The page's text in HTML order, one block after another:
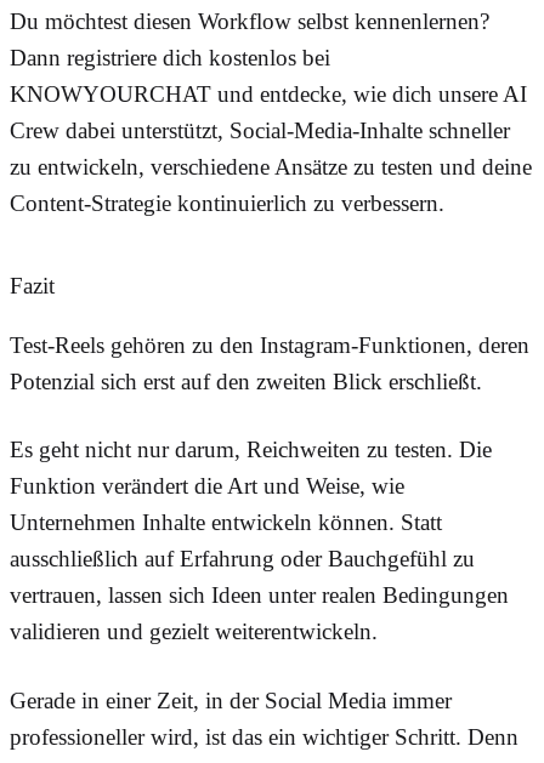
Du möchtest diesen Workflow selbst kennenlernen?
Dann registriere dich kostenlos bei
KNOWYOURCHAT und entdecke, wie dich unsere AI
Crew dabei unterstützt, Social-Media-Inhalte schneller
zu entwickeln, verschiedene Ansätze zu testen und deine
Content-Strategie kontinuierlich zu verbessern.
Fazit
Test-Reels gehören zu den Instagram-Funktionen, deren
Potenzial sich erst auf den zweiten Blick erschließt.
Es geht nicht nur darum, Reichweiten zu testen. Die
Funktion verändert die Art und Weise, wie
Unternehmen Inhalte entwickeln können. Statt
ausschließlich auf Erfahrung oder Bauchgefühl zu
vertrauen, lassen sich Ideen unter realen Bedingungen
validieren und gezielt weiterentwickeln.
Gerade in einer Zeit, in der Social Media immer
professioneller wird, ist das ein wichtiger Schritt. Denn